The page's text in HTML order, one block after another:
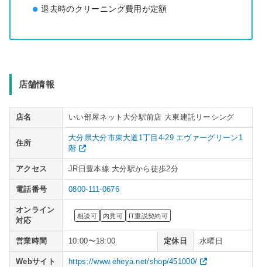
退去時のクリーニング費用が定額
店舗情報
店名 いい部屋ネット大分駅前店 大東建託リーシング
住所
大分県大分市東大道1丁目4-29 エヴァーグリーン1
階
アクセス JR日豊本線 大分駅から徒歩2分
電話番号 0800-111-0676
オンライン
対応
相談可 内見可 IT重説契約可
営業時間 10:00〜18:00 定休日 水曜日
Webサイト https://www.eheya.net/shop/451000/